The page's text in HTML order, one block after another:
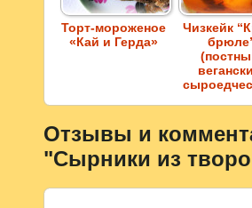
Торт-мороженое
«Кай и Герда»
Чизкейк
Отзывы и
"Сырники из